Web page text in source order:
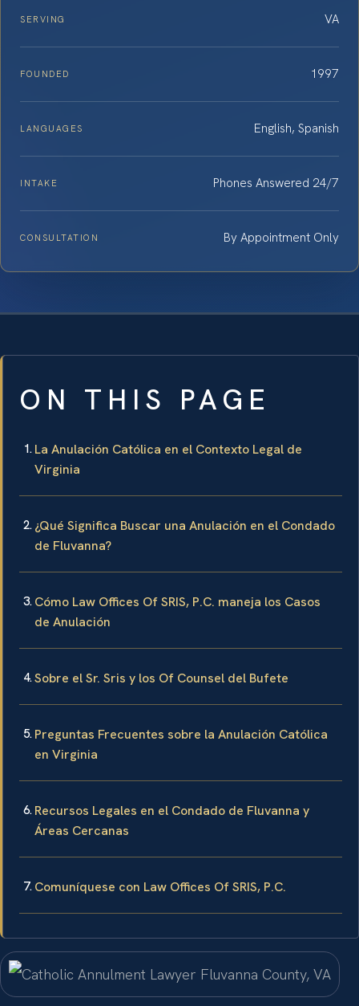
SERVING VA
FOUNDED 1997
LANGUAGES English, Spanish
INTAKE Phones Answered 24/7
CONSULTATION By Appointment Only
ON THIS PAGE
La Anulación Católica en el Contexto Legal de
Virginia
¿Qué Significa Buscar una Anulación en el Condado
de Fluvanna?
Cómo Law Offices Of SRIS, P.C. maneja los Casos
de Anulación
Sobre el Sr. Sris y los Of Counsel del Bufete
Preguntas Frecuentes sobre la Anulación Católica
en Virginia
Recursos Legales en el Condado de Fluvanna y
Áreas Cercanas
Comuníquese con Law Offices Of SRIS, P.C.